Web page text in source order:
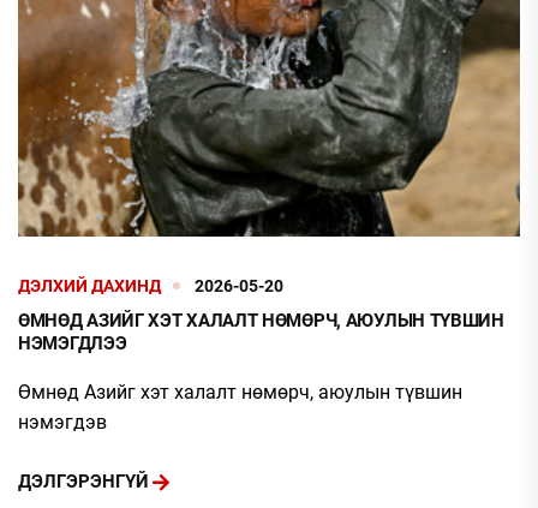
ДЭЛХИЙ ДАХИНД 2026-05-20
ӨМНӨД АЗИЙГ ХЭТ ХАЛАЛТ НӨМӨРЧ, АЮУЛЫН ТҮВШИН
НЭМЭГДЛЭЭ
Өмнөд Азийг хэт халалт нөмөрч, аюулын түвшин
нэмэгдэв
ДЭЛГЭРЭНГҮЙ